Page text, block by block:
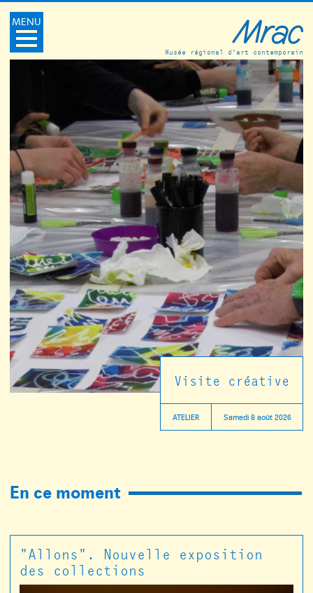
MENU
Musée régional d’art contemporain
Visite créative
ATELIER Samedi 8 août 2026
Mrac
En ce moment
"Allons". Nouvelle exposition
des collections